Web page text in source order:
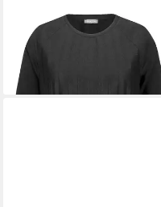
SAMOON
Strickpullover
99,99 €